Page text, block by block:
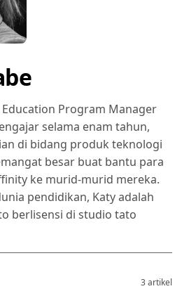
Education Program Manager
selama enam tahun,
di bidang produk teknologi
besar buat bantu para
ke murid-murid mereka.
pendidikan, Katy adalah
berlisensi di studio tato
3 artikel